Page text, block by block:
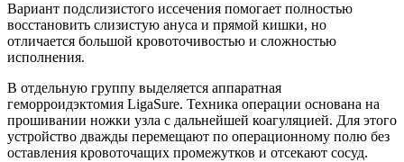
Вариант подслизистого иссечения помогает полностью
восстановить слизистую ануса и прямой кишки, но
отличается большой кровоточивостью и сложностью
исполнения.
В отдельную группу выделяется аппаратная
геморроидэктомия LigaSure. Техника операции основана на
прошивании ножки узла с дальнейшей коагуляцией. Для этого
устройство дважды перемещают по операционному полю без
оставления кровоточащих промежутков и отсекают сосуд.